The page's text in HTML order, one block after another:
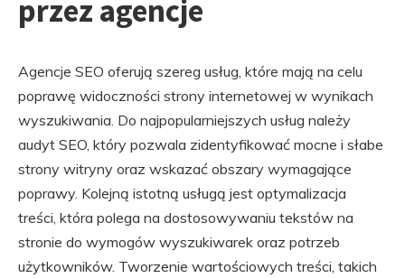
przez agencje
Agencje SEO oferują szereg usług, które mają na celu
poprawę widoczności strony internetowej w wynikach
wyszukiwania. Do najpopularniejszych usług należy
audyt SEO, który pozwala zidentyfikować mocne i słabe
strony witryny oraz wskazać obszary wymagające
poprawy. Kolejną istotną usługą jest optymalizacja
treści, która polega na dostosowywaniu tekstów na
stronie do wymogów wyszukiwarek oraz potrzeb
użytkowników. Tworzenie wartościowych treści, takich